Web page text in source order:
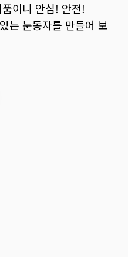
이니 안심! 안전!
는 눈동자를 만들어 보